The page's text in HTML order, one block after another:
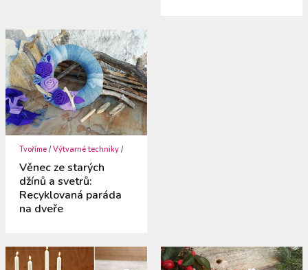
Tvoříme /Výtvarné techniky /
Věnec ze starých
džínů a svetrů:
Recyklovaná paráda
na dveře